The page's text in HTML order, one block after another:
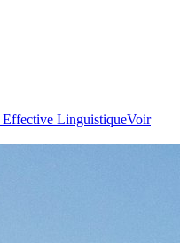
Effective LinguistiqueVoir